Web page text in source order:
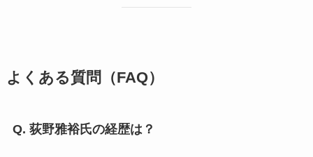
よくある質問（FAQ）
Q. 荻野雅裕氏の経歴は？